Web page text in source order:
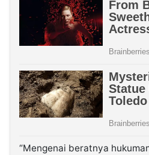
“Mengenai beratnya